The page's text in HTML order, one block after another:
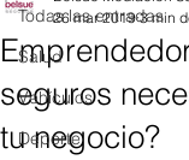
Todas las entradas
Salud
Vehículos
Deporte
seguros
tu negocio?
26 mar 2019 3 min